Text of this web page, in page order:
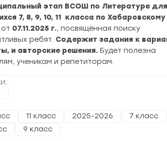
этап ВСОШ по Литературе для
7, 8, 9, 10, 11 класса по Хабаровскому
от 07.11.2025 г., посвящённая поиску
ребят. Содержит задания к
и авторские решения. Будет полезна
ученикам и репетиторам.
11 класс 2025-2026
7 класс
9 класс